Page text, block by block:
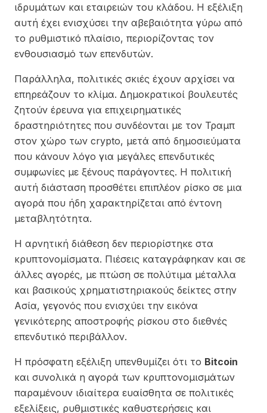
ιδρυμάτων και εταιρειών του κλάδου. Η εξέλιξη
αυτή έχει ενισχύσει την αβεβαιότητα γύρω από
το ρυθμιστικό πλαίσιο, περιορίζοντας τον
ενθουσιασμό των επενδυτών.
Παράλληλα, πολιτικές σκιές έχουν αρχίσει να
επηρεάζουν το κλίμα. Δημοκρατικοί βουλευτές
ζητούν έρευνα για επιχειρηματικές
δραστηριότητες που συνδέονται με τον Τραμπ
στον χώρο των crypto, μετά από δημοσιεύματα
που κάνουν λόγο για μεγάλες επενδυτικές
συμφωνίες με ξένους παράγοντες. Η πολιτική
αυτή διάσταση προσθέτει επιπλέον ρίσκο σε μια
αγορά που ήδη χαρακτηρίζεται από έντονη
μεταβλητότητα.
Η αρνητική διάθεση δεν περιορίστηκε στα
κρυπτονομίσματα. Πιέσεις καταγράφηκαν και σε
άλλες αγορές, με πτώση σε πολύτιμα μέταλλα
και βασικούς χρηματιστηριακούς δείκτες στην
Ασία, γεγονός που ενισχύει την εικόνα
γενικότερης αποστροφής ρίσκου στο διεθνές
επενδυτικό περιβάλλον.
Η πρόσφατη εξέλιξη υπενθυμίζει ότι το Bitcoin
και συνολικά η αγορά των κρυπτονομισμάτων
παραμένουν ιδιαίτερα ευαίσθητα σε πολιτικές
εξελίξεις, ρυθμιστικές καθυστερήσεις και